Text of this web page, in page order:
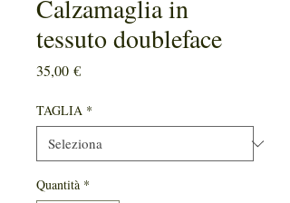
Calzamaglia in
tessuto doubleface
35,00 €Prezzo
TAGLIA *
Quantità *